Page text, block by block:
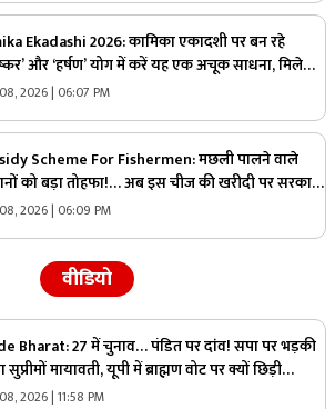
Ekadashi 2026: कामिका एकादशी पर बन रहे
और ‘हर्षण’ योग में करें यह एक अचूक साधना, मिलेगा
यज्ञ का महापुण्य!
2026 | 06:07 PM
Scheme For Fishermen: मछली पालने वाले
को बड़ा तोहफा!… अब इस चीज की खरीदी पर सरकार
प्रतिशत की छूट, जानिए कैसे ले सकते हैं लाभ
2026 | 06:09 PM
वीडियो
Bharat: 27 में चुनाव… पंडित पर दांव! सपा पर भड़की
मायावती, यूपी में ब्राह्मण वोट पर क्यों छिड़ी
2026 | 11:58 PM